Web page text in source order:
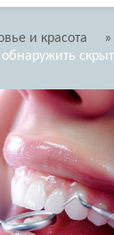
и красота »
обнаружить